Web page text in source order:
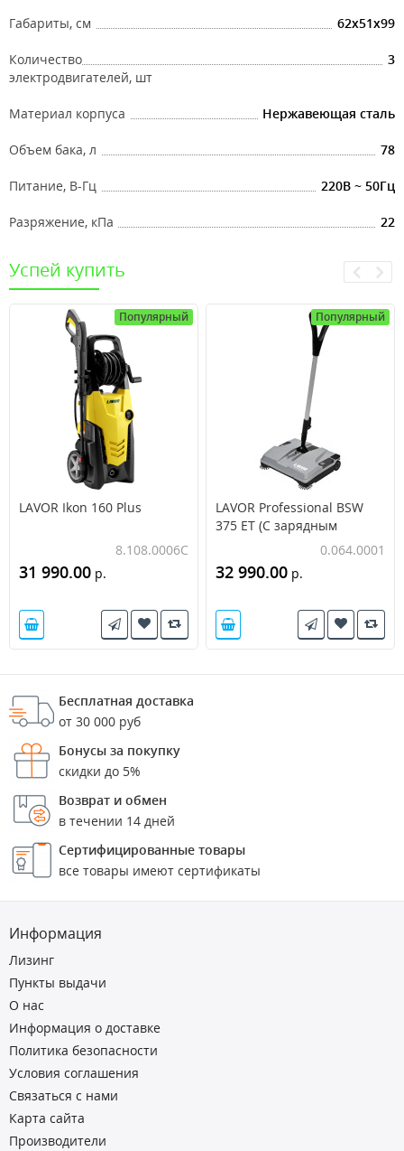
Габариты, см 62x51x99
Количество
электродвигателей, шт
3
Материал корпуса Нержавеющая сталь
Объем бака, л 78
Питание, В-Гц 220В ~ 50Гц
Разряжение, кПа 22
Успей купить
Популярный
LAVOR Ikon 160 Plus
8.108.0006C
31 990.00 р.
Популярный
LAVOR Professional BSW
375 ET (С зарядным
устройством и АКБ)0.064.0001
32 990.00 р.
Бесплатная доставка
от 30 000 руб
Бонусы за покупку
скидки до 5%
Возврат и обмен
в течении 14 дней
Сертифицированные товары
все товары имеют сертификаты
Информация
Лизинг
Пункты выдачи
О нас
Информация о доставке
Политика безопасности
Условия соглашения
Связаться с нами
Карта сайта
Производители